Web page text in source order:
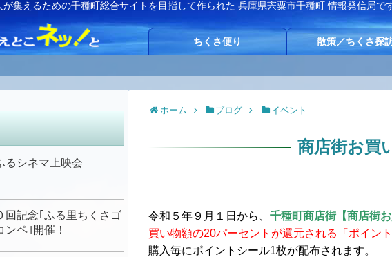
集えるための千種町総合サイトを目指して作られた 兵庫県宍粟市千種町 情報発信局です
ちくさ便り 散策／ちくさ探
ホーム ブログ イベント
商店街お買
令和５年９月１日から、 千種町商店街【商店街
買い物額の20パーセントが還元される「ポイント
購入毎にポイントシール1枚が配布されます。
るシネマ上映会
回記念｢ふる里ちくさゴ
ンペ｣開催！